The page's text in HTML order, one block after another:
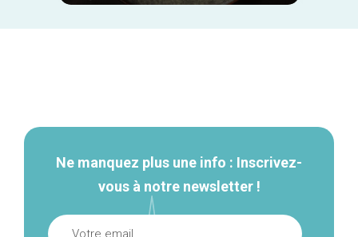
Ne manquez plus une info : Inscrivez-
vous à notre newsletter !